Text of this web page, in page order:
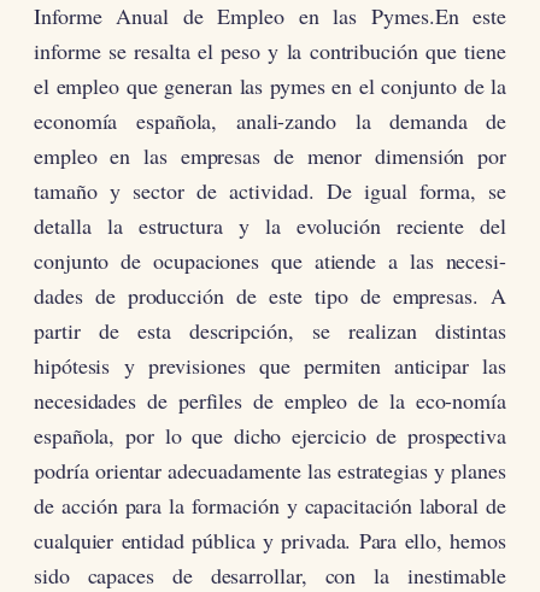
Informe Anual de Empleo en las Pymes.En este
informe se resalta el peso y la contribución que tiene
el empleo que generan las pymes en el conjunto de la
economía española, anali-zando la demanda de
empleo en las empresas de menor dimensión por
tamaño y sector de actividad. De igual forma, se
detalla la estructura y la evolución reciente del
conjunto de ocupaciones que atiende a las necesi-
dades de producción de este tipo de empresas. A
partir de esta descripción, se realizan distintas
hipótesis y previsiones que permiten anticipar las
necesidades de perfiles de empleo de la eco-nomía
española, por lo que dicho ejercicio de prospectiva
podría orientar adecuadamente las estrategias y planes
de acción para la formación y capacitación laboral de
cualquier entidad pública y privada. Para ello, hemos
sido capaces de desarrollar, con la inestimable